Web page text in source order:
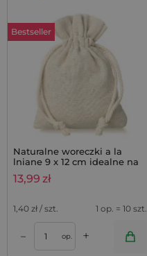
Bestseller
Naturalne woreczki a la
lniane 9 x 12 cm idealne na
mydełka lawendowe,
zestaw 10 szt.
13,99 zł
1,40 zł / szt. 1 op. = 10 szt.
– op. +